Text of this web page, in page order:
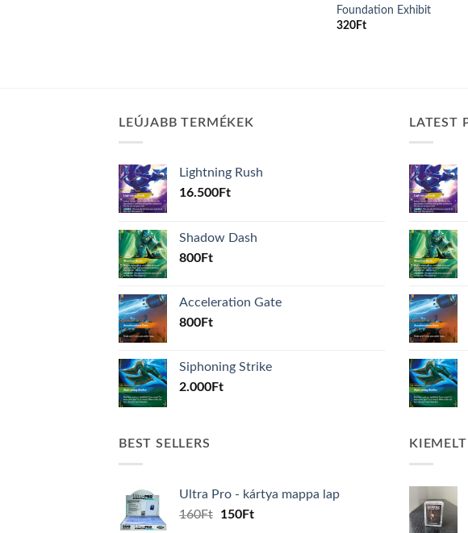
Foundation Exhibit
320Ft
LEÚJABB TERMÉKEK
Lightning Rush
16.500Ft
Shadow Dash
800Ft
Acceleration Gate
800Ft
Siphoning Strike
2.000Ft
LATEST
BEST SELLERS
Ultra Pro - kártya mappa lap
160Ft
Original
150FtCurrent